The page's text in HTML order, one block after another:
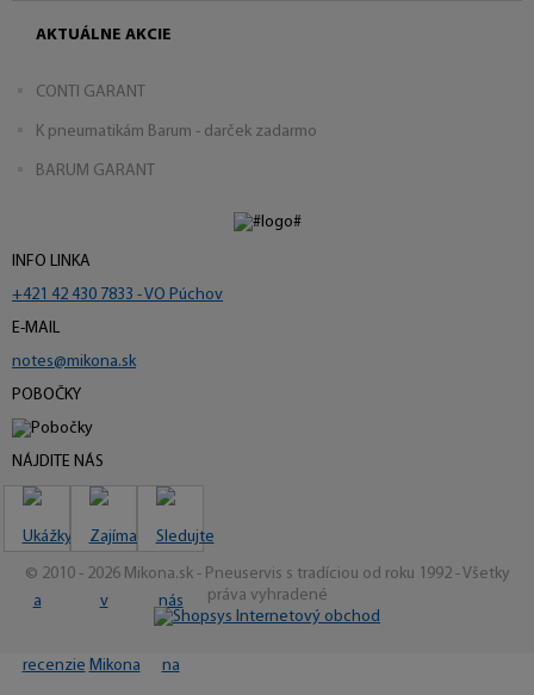
AKTUÁLNE AKCIE
CONTI GARANT
K pneumatikám Barum - darček zadarmo
BARUM GARANT
INFO LINKA
+421 42 430 7833 - VO Púchov
E-MAIL
notes@mikona.sk
POBOČKY
NÁJDITE NÁS
© 2010 - 2026 Mikona.sk - Pneuservis s tradíciou od roku 1992 - Všetky
práva vyhradené